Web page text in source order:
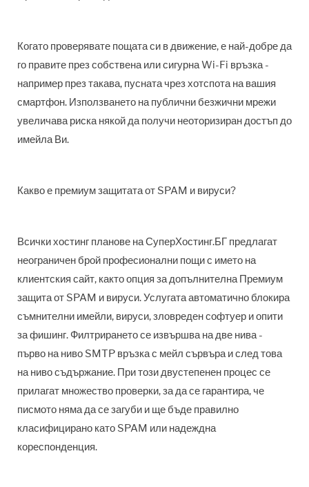
Когато проверявате пощата си в движение, е най-добре да
го правите през собствена или сигурна Wi-Fi връзка -
например през такава, пусната чрез хотспота на вашия
смартфон. Използването на публични безжични мрежи
увеличава риска някой да получи неоторизиран достъп до
имейла Ви.
Какво е премиум защитата от SPAM и вируси?
Всички хостинг планове на СуперХостинг.БГ предлагат
неограничен брой професионални пощи с името на
клиентския сайт, както опция за допълнителна Премиум
защита от SPAM и вируси. Услугата автоматично блокира
съмнителни имейли, вируси, зловреден софтуер и опити
за фишинг. Филтрирането се извършва на две нива -
първо на ниво SMTP връзка с мейл сървъра и след това
на ниво съдържание. При този двустепенен процес се
прилагат множество проверки, за да се гарантира, че
писмото няма да се загуби и ще бъде правилно
класифицирано като SPAM или надеждна
кореспонденция.